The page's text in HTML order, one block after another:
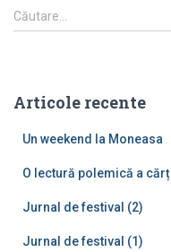
C
a
d
Căutare…
Articole recente
Un weekend la Moneasa
O lectură polemică a
Jurnal de festival (2)
Jurnal de festival (1)